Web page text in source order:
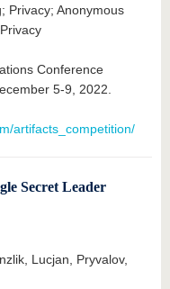
Privacy; Anonymous
Conference
5-9, 2022.
artifacts_competition/
Secret Leader
Lucjan, Pryvalov,